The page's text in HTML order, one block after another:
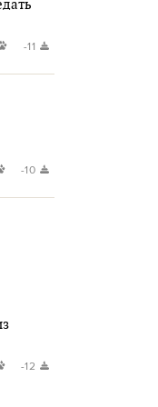
-11
-10
-12